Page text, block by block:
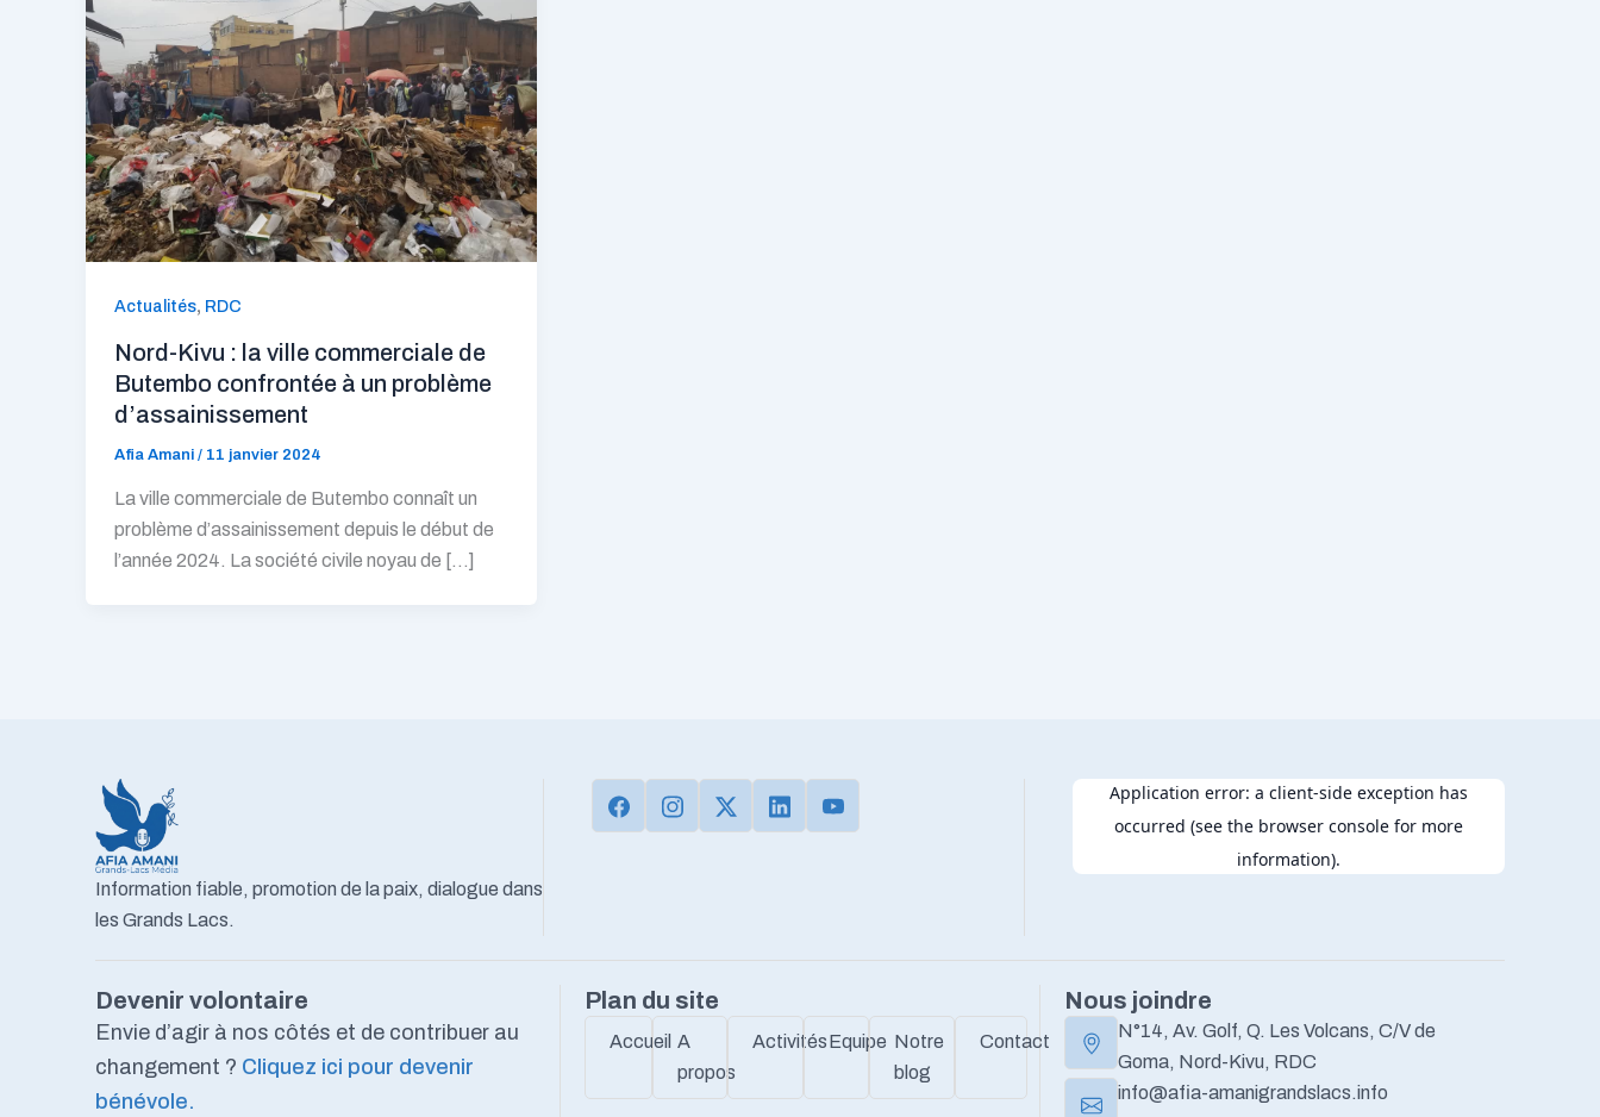
Actualités, RDC
Nord-Kivu : la ville commerciale de
Butembo confrontée à un problème
d’assainissement
Afia Amani / 11 janvier 2024
La ville commerciale de Butembo connaît un
problème d’assainissement depuis le début de
l’année 2024. La société civile noyau de […]
Information fiable, promotion de la paix, dialogue dans
les Grands Lacs.
Devenir volontaire
Envie d’agir à nos côtés et de contribuer au
changement ? Cliquez ici pour devenir
bénévole.
Plan du site
Accueil A
propos
ActivitésEquipe Notre
blog
Contact
Nous joindre
N°14, Av. Golf, Q. Les Volcans, C/V de
Goma, Nord-Kivu, RDC
info@afia-amanigrandslacs.info